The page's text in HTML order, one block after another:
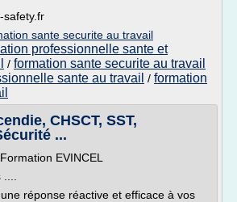
safety.fr
sante securite au travail
professionnelle sante et
/ formation sante securite au travail
sante au travail / formation
CHSCT, SST,
...
EVINCEL
réponse réactive et efficace à vos